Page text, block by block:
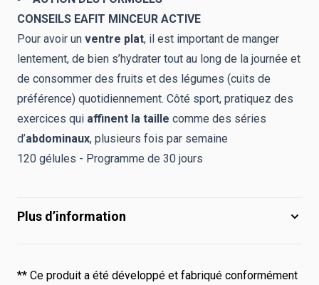
CONSEILS EAFIT MINCEUR ACTIVE
Pour avoir un ventre plat, il est important de manger
lentement, de bien s’hydrater tout au long de la journée et
de consommer des fruits et des légumes (cuits de
préférence) quotidiennement. Côté sport, pratiquez des
exercices qui affinent la taille comme des séries
d’abdominaux, plusieurs fois par semaine
120 gélules - Programme de 30 jours
Plus d’information
** Ce produit a été développé et fabriqué conformément